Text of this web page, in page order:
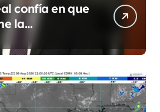
confía en que
la
el
el diálogo